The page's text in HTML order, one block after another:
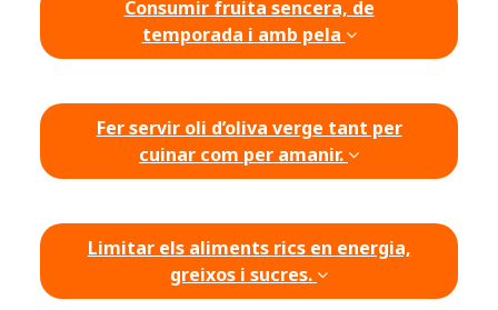
Consumir fruita sencera, de
temporada i amb pela
Fer servir oli d’oliva verge tant per
cuinar com per amanir.
Limitar els aliments rics en energia,
greixos i sucres.